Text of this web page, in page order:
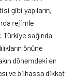
gibi yapıların,
rejimle
sağında
önüne
dönemdeki en
ve bilhassa dikkat